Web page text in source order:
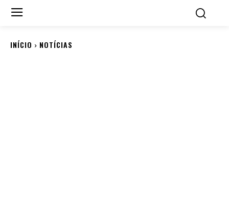
INÍCIO NOTÍCIAS